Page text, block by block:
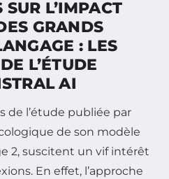
L’IMPACT
GRANDS
: LES
L’ÉTUDE
AI
de l’étude publiée par
de son modèle
2, suscitent un vif intérêt
En effet, l’approche